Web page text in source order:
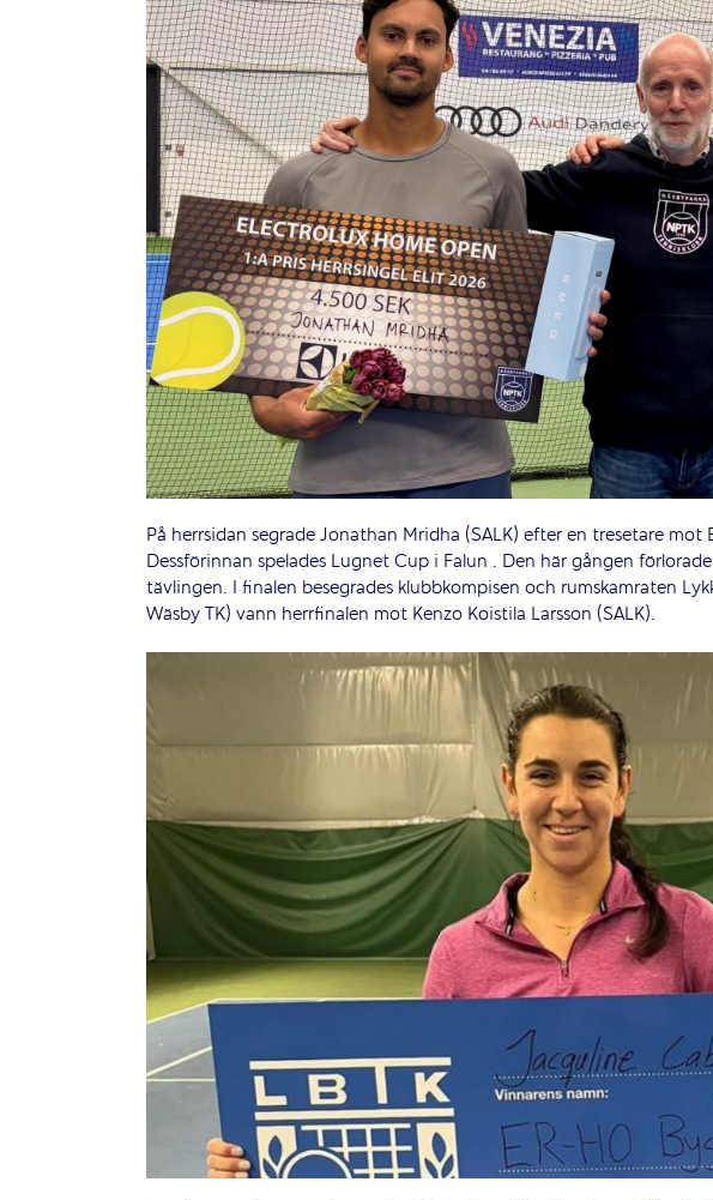
På herrsidan segrade Jonathan Mridha (SALK) efter en tresetare
Dessförinnan spelades Lugnet Cup i Falun . Den här gången
tävlingen. I finalen besegrades klubbkompisen och rumskamraten
Wäsby TK) vann herrfinalen mot Kenzo Koistila Larsson (SALK).